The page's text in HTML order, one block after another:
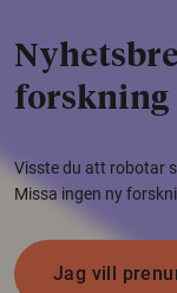
forskning
Visste du att robotar
Missa ingen ny
Jag vill